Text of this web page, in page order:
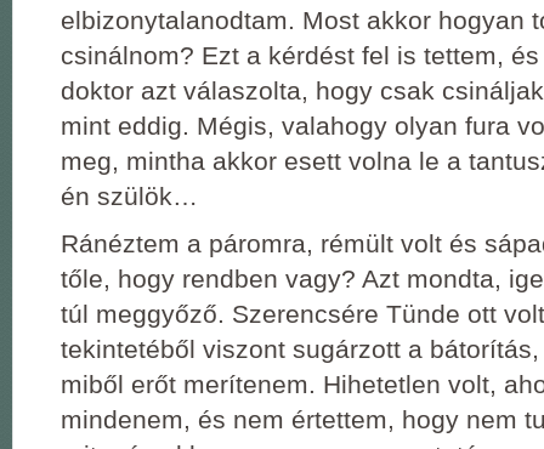
elbizonytalanodtam. Most akkor hogyan
csinálnom? Ezt a kérdést fel is tettem,
doktor azt válaszolta, hogy csak
mint eddig. Mégis, valahogy olyan fura
meg, mintha akkor esett volna le a
én szülök…
Ránéztem a páromra, rémült volt és
tőle, hogy rendben vagy? Azt mondta,
túl meggyőző. Szerencsére Tünde ott
tekintetéből viszont sugárzott a
miből erőt merítenem. Hihetetlen volt,
mindenem, és nem értettem, hogy nem